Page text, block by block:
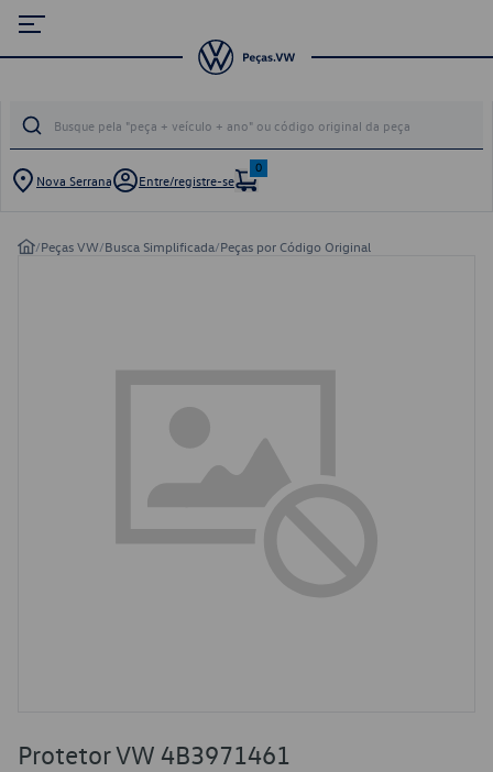
Nova Serrana Entre/registre-se
0
/Peças VW/Busca Simplificada/Peças por Código Original
Protetor VW 4B3971461